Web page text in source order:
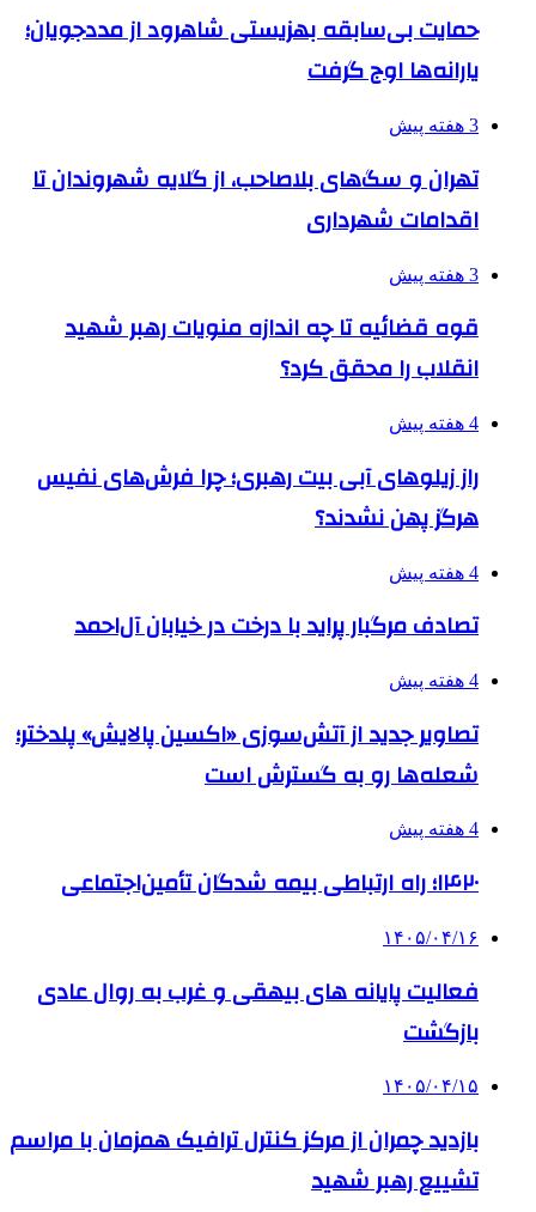
حمایت بی‌سابقه بهزیستی شاهرود از مددجویان؛
یارانه‌ها اوج گرفت
3 هفته پیش
تهران و سگ‌های بلاصاحب، از گلایه شهروندان تا
اقدامات شهرداری
3 هفته پیش
قوه قضائیه تا چه اندازه منویات رهبر شهید
انقلاب را محقق کرد؟
4 هفته پیش
راز زیلوهای آبی بیت رهبری؛ چرا فرش‌های نفیس
هرگز پهن نشدند؟
4 هفته پیش
تصادف مرگبار پراید با درخت در خیابان آل‌احمد
4 هفته پیش
تصاویر جدید از آتش‌سوزی «اکسین پالایش» پلدختر؛
شعله‌ها رو به گسترش است
4 هفته پیش
۱۴۲۰؛ راه ارتباطی بیمه شدگان تأمین‌اجتماعی
۱۴۰۵/۰۴/۱۶
فعالیت پایانه های بیهقی و غرب به روال عادی
بازگشت
۱۴۰۵/۰۴/۱۵
بازدید چمران از مرکز کنترل ترافیک همزمان با مراسم
تشییع رهبر شهید